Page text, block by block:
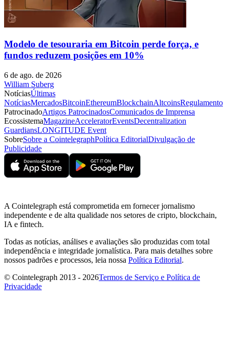
Modelo de tesouraria em Bitcoin perde força, e
fundos reduzem posições em 10%
6 de ago. de 2026
William Suberg
NotíciasÚltimas
NotíciasMercadosBitcoinEthereumBlockchainAltcoinsRegulamento
PatrocinadoArtigos PatrocinadosComunicados de Imprensa
EcossistemaMagazineAcceleratorEventsDecentralization
GuardiansLONGITUDE Event
SobreSobre a CointelegraphPolítica EditorialDivulgação de
Publicidade
A Cointelegraph está comprometida em fornecer jornalismo
independente e de alta qualidade nos setores de cripto, blockchain,
IA e fintech.
Todas as notícias, análises e avaliações são produzidas com total
independência e integridade jornalística. Para mais detalhes sobre
nossos padrões e processos, leia nossa Política Editorial.
© Cointelegraph 2013 - 2026Termos de Serviço e Política de
Privacidade